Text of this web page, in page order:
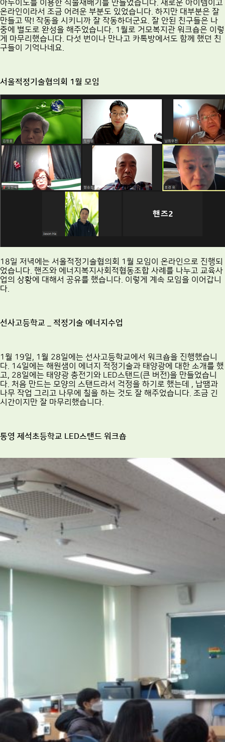
아두이노를 이용한 식물재배기를 만들었습니다. 새로운 아이템이고
온라인이라서 조금 어려운 부분도 있었습니다. 하지만 대부분은 잘
만들고 딱! 작동을 시키니까 잘 작동하더군요. 잘 안된 친구들은 나
중에 별도로 완성을 해주었습니다. 1월로 거모복지관 워크숍은 이렇
게 마무리했습니다. 다섯 번이나 만나고 카톡방에서도 함께 했던 친
구들이 기억나네요.
서울적정기술협의회 1월 모임
18일 저녁에는 서울적정기술협의회 1월 모임이 온라인으로 진행되
었습니다. 핸즈와 에너지복지사회적협동조합 사례를 나누고 교육사
업의 상황에 대해서 공유를 했습니다. 이렇게 계속 모임을 이어갑니
다.
선사고등학교 _ 적정기술 에너지수업
1월 19일, 1월 28일에는 선사고등학교에서 워크숍을 진행했습니
다. 14일에는 해원샘이 에너지 적정기술과 태양광에 대한 소개를 했
고, 28일에는 태양광 충전기와 LED스탠드(큰 버전)을 만들었습니
다. 처음 만드는 모양의 스탠드라서 걱정을 하기로 했는데 , 납땜과
나무 작업 그리고 나무에 칠을 하는 것도 잘 해주었습니다. 조금 긴
시간이지만 잘 마무리했습니다.
통영 제석초등학교 LED스탠드 워크숍